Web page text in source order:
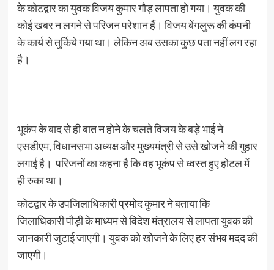
के कोटद्वार का युवक विजय कुमार गौड़ लापता हो गया। युवक की
कोई खबर न लगने से परिजन परेशान हैं। विजय बेंगलुरू की कंपनी
के कार्य से तुर्किये गया था। लेकिन अब उसका कुछ पता नहीं लग रहा
है।
भूकंप के बाद से ही बात न होने के चलते विजय के बड़े भाई ने
एसडीएम, विधानसभा अध्यक्ष और मुख्यमंत्री से उसे खोजने की गुहार
लगाई है। परिजनों का कहना है कि वह भूकंप से ध्वस्त हुए होटल में
ही रुका था।
कोटद्वार के उपजिलाधिकारी प्रमोद कुमार ने बताया कि
जिलाधिकारी पौड़ी के माध्यम से विदेश मंत्रालय से लापता युवक की
जानकारी जुटाई जाएगी। युवक को खोजने के लिए हर संभव मदद की
जाएगी।